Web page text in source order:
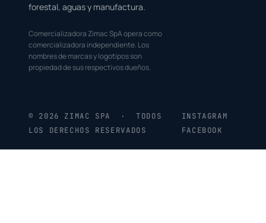
forestal, aguas y manufactura.
Comercializadora Zimac SpA opera como
comercializadora independiente. Los
nombres de marcas y logotipos son
propiedad de sus respectivos dueños.
© 2026 ZIMAC SPA · TODOS
LOS DERECHOS RESERVADOS
INSTAGRAM
FACEBOOK